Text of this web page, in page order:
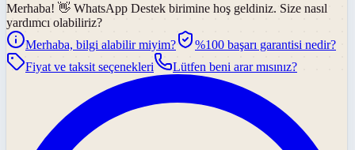
Merhaba! 👋 WhatsApp Destek birimine hoş geldiniz. Size nasıl
yardımcı olabiliriz?
Merhaba, bilgi alabilir miyim?
%100 başarı garantisi nedir?
Fiyat ve taksit seçenekleri
Lütfen beni arar mısınız?